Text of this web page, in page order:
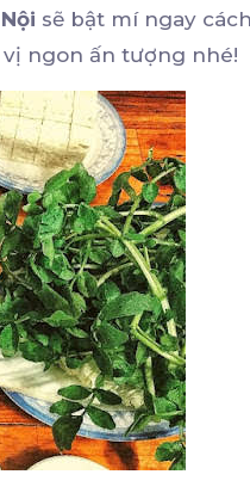
sẽ bật mí ngay
ngon ấn tượng nhé!